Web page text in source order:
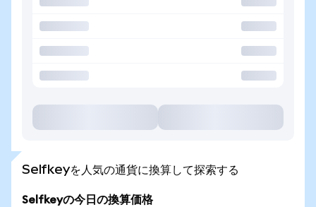
Selfkeyを人気の通貨に換算して探索する
Selfkeyの今日の換算価格